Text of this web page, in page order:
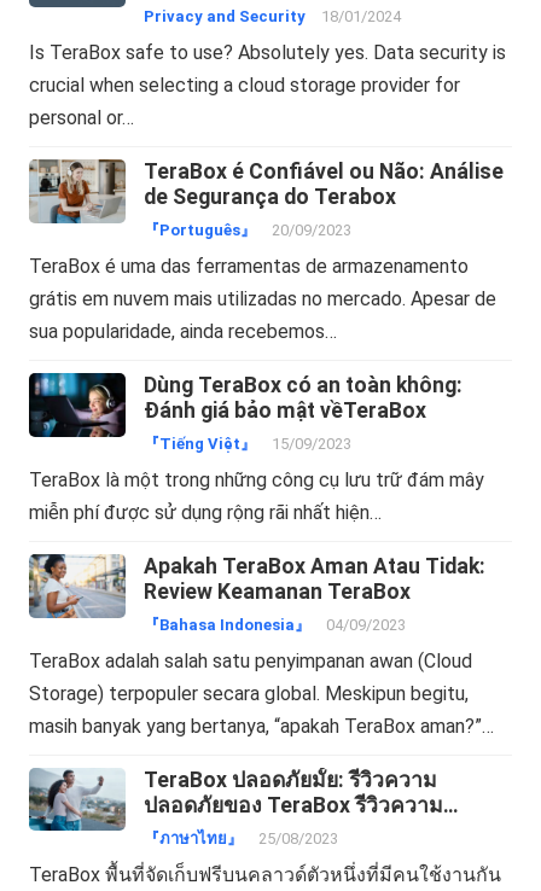
Privacy and Security 18/01/2024
Is TeraBox safe to use? Absolutely yes. Data security is
crucial when selecting a cloud storage provider for
personal or…
TeraBox é Confiável ou Não: Análise
de Segurança do Terabox
『Português』 20/09/2023
TeraBox é uma das ferramentas de armazenamento
grátis em nuvem mais utilizadas no mercado. Apesar de
sua popularidade, ainda recebemos…
Dùng TeraBox có an toàn không:
Đánh giá bảo mật vềTeraBox
『Tiếng Việt』 15/09/2023
TeraBox là một trong những công cụ lưu trữ đám mây
miễn phí được sử dụng rộng rãi nhất hiện…
Apakah TeraBox Aman Atau Tidak:
Review Keamanan TeraBox
『Bahasa Indonesia』 04/09/2023
TeraBox adalah salah satu penyimpanan awan (Cloud
Storage) terpopuler secara global. Meskipun begitu,
masih banyak yang bertanya, “apakah TeraBox aman?”…
TeraBox ปลอดภัยมั้ย: รีวิวความ
ปลอดภัยของ TeraBox รีวิวความ
ปลอดภัย
『ภาษาไทย』 25/08/2023
TeraBox พื้นที่จัดเก็บฟรีบนคลาวด์ตัวหนึ่งที่มีคนใช้งานกัน